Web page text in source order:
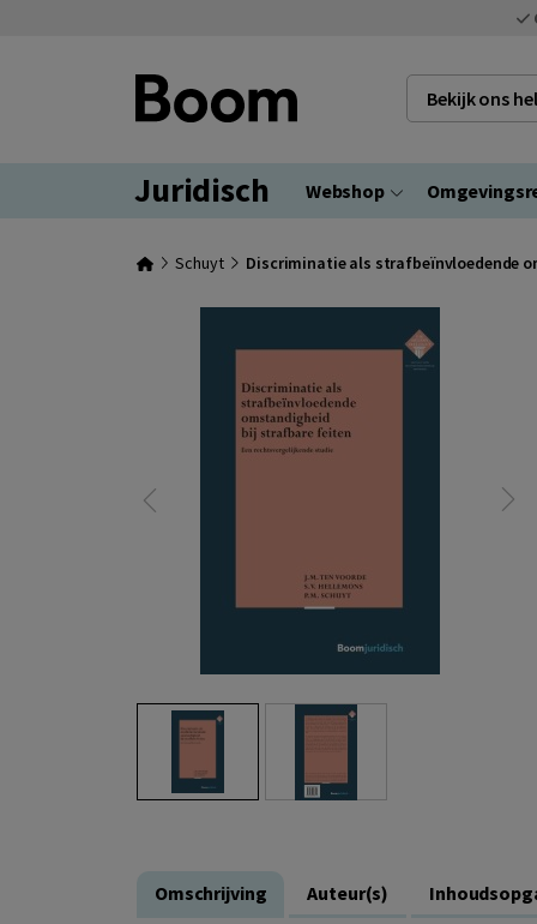
Bekijk ons
Juridisch Webshop
Schuyt Discriminatie als strafbeïnvloedende
Omschrijving Auteur(s)